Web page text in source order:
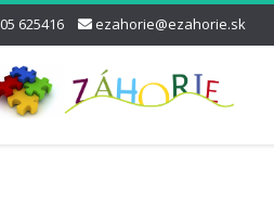
625416 ezahorie@ezahorie.sk